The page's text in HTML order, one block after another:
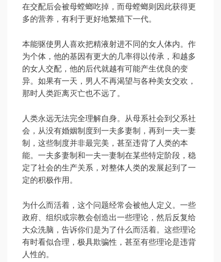
在交配后会被母螳螂吃掉，而母螳螂则因此获得更
多的营养，有利于更好地繁殖下一代。
本能驱使男人喜欢把精液射进不同的女人体内。作
为个体，他的基因有更大的几率得以传承，和越多
的女人交配，他的后代就越有可能产生优良的变
异。如果有一天，男人不再渴望与各种美女交欢，
那时人类距离灭亡也不远了。
人类永远无法完全理解自身。从母系社会到父系社
会，从没有婚姻制度到一夫多妻制，再到一夫一妻
制，这些制度并非最完美，甚至违背了人类的本
能。一夫多妻制和一夫一妻制在某些特定阶段，稳
定了社会的生产关系，对整体人类的发展起到了一
定的积极作用。
为什么而活着，这个问题经常会被他人定义。一些
政府、组织或宗教会创造出一些理论，然后反复给
大众洗脑，告诉你们是为了什么而活着。这些理论
有时看似合理，极具欺骗性，甚至有些理论是违背
人性的。